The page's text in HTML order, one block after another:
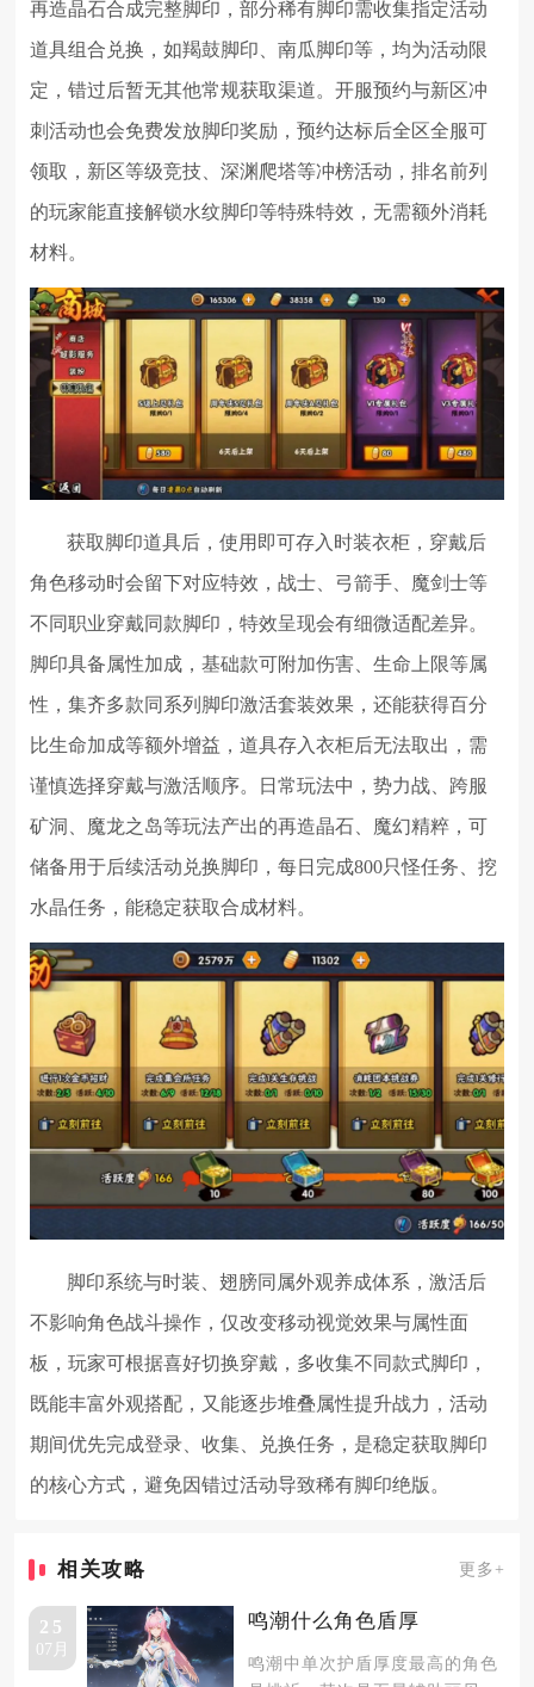
再造晶石合成完整脚印，部分稀有脚印需收集指定活动
道具组合兑换，如羯鼓脚印、南瓜脚印等，均为活动限
定，错过后暂无其他常规获取渠道。开服预约与新区冲
刺活动也会免费发放脚印奖励，预约达标后全区全服可
领取，新区等级竞技、深渊爬塔等冲榜活动，排名前列
的玩家能直接解锁水纹脚印等特殊特效，无需额外消耗
材料。
获取脚印道具后，使用即可存入时装衣柜，穿戴后
角色移动时会留下对应特效，战士、弓箭手、魔剑士等
不同职业穿戴同款脚印，特效呈现会有细微适配差异。
脚印具备属性加成，基础款可附加伤害、生命上限等属
性，集齐多款同系列脚印激活套装效果，还能获得百分
比生命加成等额外增益，道具存入衣柜后无法取出，需
谨慎选择穿戴与激活顺序。日常玩法中，势力战、跨服
矿洞、魔龙之岛等玩法产出的再造晶石、魔幻精粹，可
储备用于后续活动兑换脚印，每日完成800只怪任务、挖
水晶任务，能稳定获取合成材料。
脚印系统与时装、翅膀同属外观养成体系，激活后
不影响角色战斗操作，仅改变移动视觉效果与属性面
板，玩家可根据喜好切换穿戴，多收集不同款式脚印，
既能丰富外观搭配，又能逐步堆叠属性提升战力，活动
期间优先完成登录、收集、兑换任务，是稳定获取脚印
的核心方式，避免因错过活动导致稀有脚印绝版。
相关攻略 更多+
25
07月
鸣潮什么角色盾厚
鸣潮中单次护盾厚度最高的角色